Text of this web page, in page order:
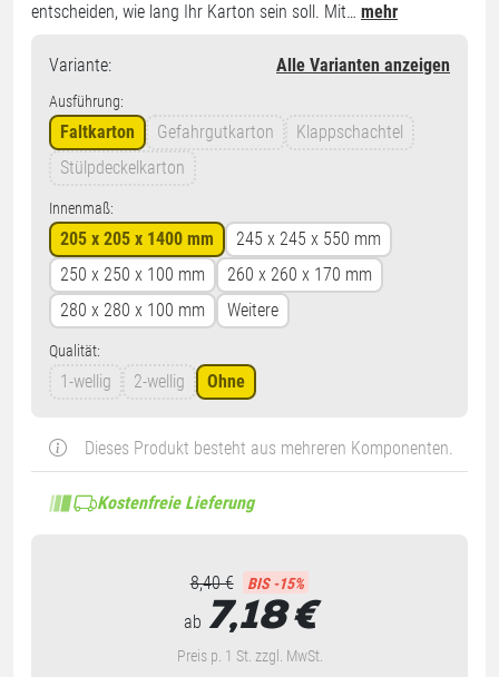
entscheiden, wie lang Ihr Karton sein soll. Mit… mehr
Variante: Alle Varianten anzeigen
Ausführung:
Faltkarton Gefahrgutkarton
Klappschachtel
Stülpdeckelkarton
Innenmaß:
205 x 205 x 1400 mm
245 x 245 x 550 mm
250 x 250 x 100 mm
260 x 260 x 170 mm
280 x 280 x 100 mm
Weitere
Qualität:
1-wellig 2-wellig Ohne
Dieses Produkt besteht aus mehreren Komponenten.
Kostenfreie Lieferung
8,40 € BIS -15%
ab 7,18 €
Preis p. 1 St. zzgl. MwSt.